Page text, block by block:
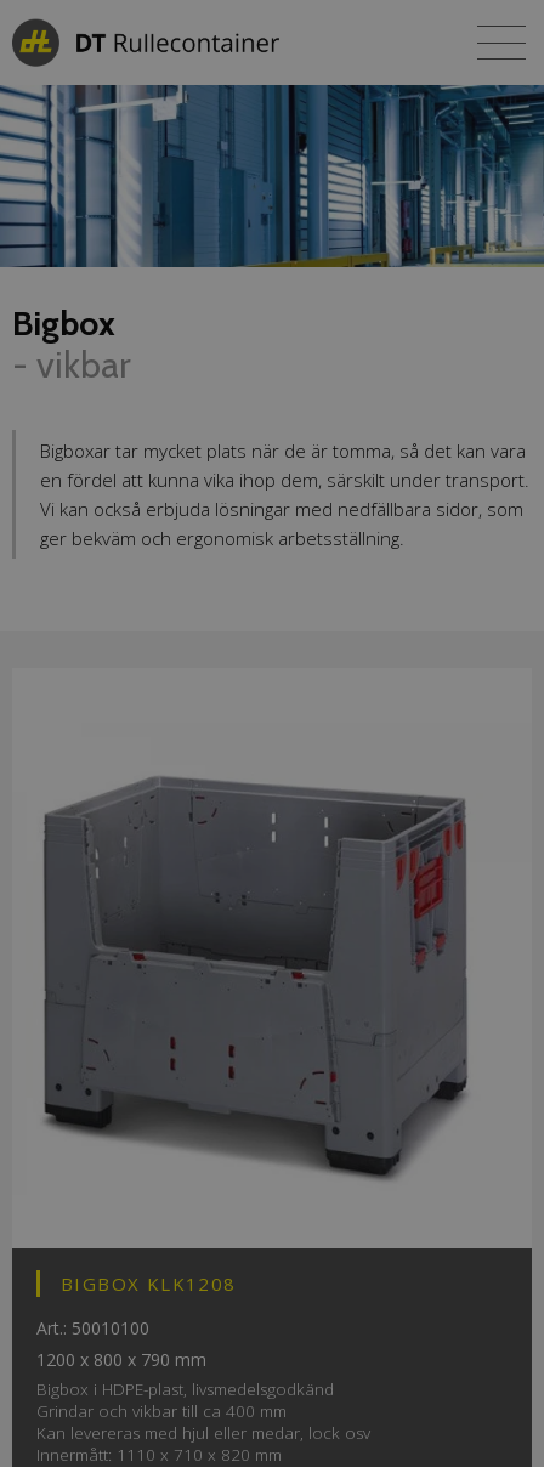
Bigbox
- vikbar
Bigboxar tar mycket plats när de är tomma, så det kan vara
en fördel att kunna vika ihop dem, särskilt under transport.
Vi kan också erbjuda lösningar med nedfällbara sidor, som
ger bekväm och ergonomisk arbetsställning.
BIGBOX KLK1208
Art.: 50010100
1200 x 800 x 790 mm
Bigbox i HDPE-plast, livsmedelsgodkänd
Grindar och vikbar till ca 400 mm
Kan levereras med hjul eller medar, lock osv
Innermått: 1110 x 710 x 820 mm